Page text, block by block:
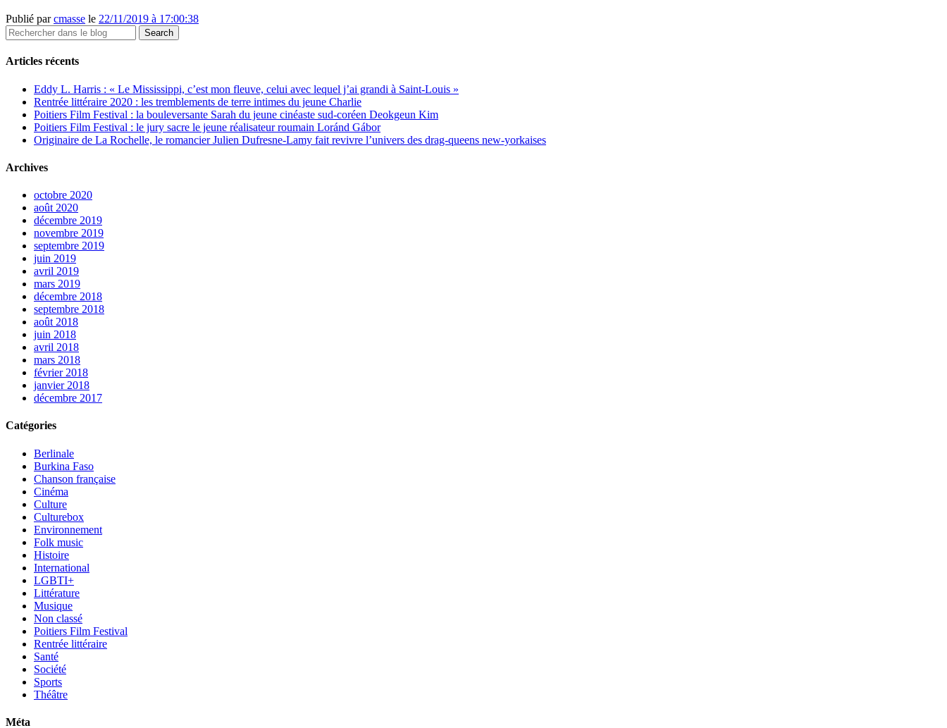
Publié parcmasse le 22/11/2019 à 17:00:38
Articles récents
Eddy L. Harris : « Le Mississippi, c’est mon fleuve, celui avec lequel j’ai grandi à Saint-Louis »
Rentrée littéraire 2020 : les tremblements de terre intimes du jeune Charlie
Poitiers Film Festival : la bouleversante Sarah du jeune cinéaste sud-coréen Deokgeun Kim
Poitiers Film Festival : le jury sacre le jeune réalisateur roumain Loránd Gábor
Originaire de La Rochelle, le romancier Julien Dufresne-Lamy fait revivre l’univers des drag-queens new-yorkaises
Archives
octobre 2020
août 2020
décembre 2019
novembre 2019
septembre 2019
juin 2019
avril 2019
mars 2019
décembre 2018
septembre 2018
août 2018
juin 2018
avril 2018
mars 2018
février 2018
janvier 2018
décembre 2017
Catégories
Berlinale
Burkina Faso
Chanson française
Cinéma
Culture
Culturebox
Environnement
Folk music
Histoire
International
LGBTI+
Littérature
Musique
Non classé
Poitiers Film Festival
Rentrée littéraire
Santé
Société
Sports
Théâtre
Méta